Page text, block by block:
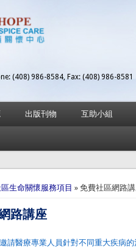
(408) 986-8584, Fax: (408) 986-8581
出版刊物 互助小組
生命關懷服務項目 » 免費社區網路
路講座
請醫療專業人員針對不同重大疾病